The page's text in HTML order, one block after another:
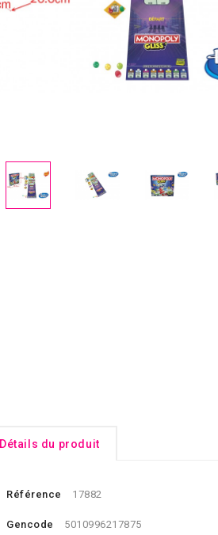
Détails du produit
Référence 17882
Gencode 5010996217875